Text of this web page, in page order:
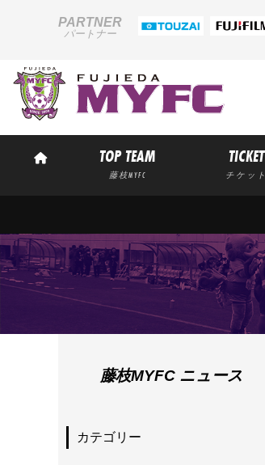
PARTNER
パートナー
TOP TEAM
藤枝MYFC
TICKET
チケット
藤枝MYFC ニュース
カテゴリー